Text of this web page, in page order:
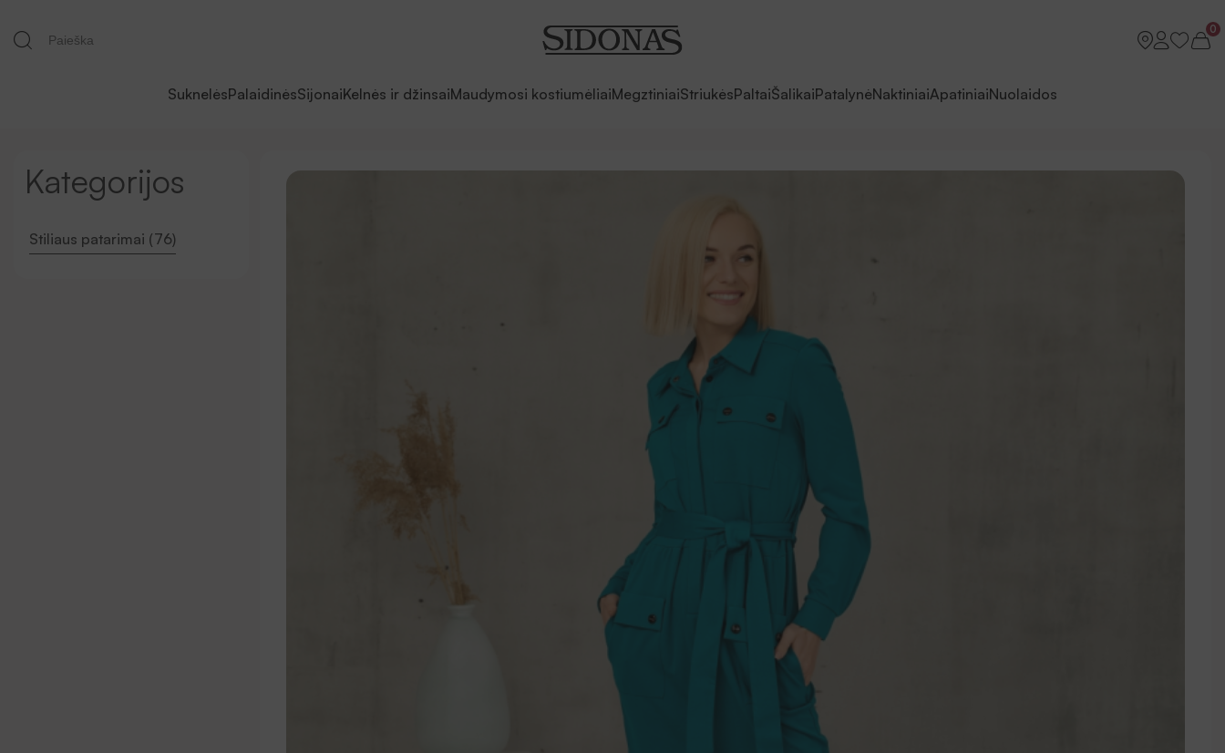
0
SuknelėsPalaidinėsSijonaiKelnės ir džinsaiMaudymosi kostiumėliaiMegztiniaiStriukėsPaltaiŠalikaiPatalynėNaktiniaiApatiniaiNuolaidos
Kategorijos
Stiliaus patarimai (76)